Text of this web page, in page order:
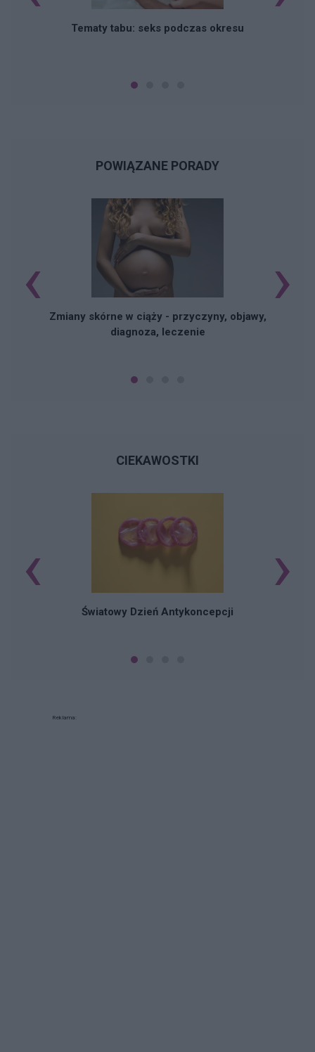
Tematy tabu: seks podczas okresu
POWIĄZANE PORADY
Zmiany skórne w ciąży - przyczyny, objawy,
diagnoza, leczenie
‹ ›
CIEKAWOSTKI
Światowy Dzień Antykoncepcji
‹ ›
Reklama: